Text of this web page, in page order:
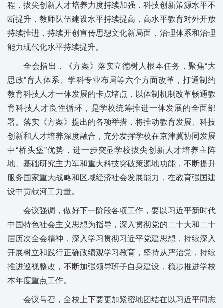
程，拔尖创新人才培养力度持续加强，科技创新策源水平不
断提升，教师队伍建设水平持续提高，高水平教育对外开放
持续推进，持续开创宣传思想文化新局面，治理体系和治理
能力现代化水平持续提升。
全会指出，《方案》落实立德树人根本任务，聚焦“大
思政”育人体系、学科专业布局等六个方面改革，打通制约
教育科技人才一体发展的卡点堵点，以体制机制改革畅通教
育科技人才良性循环，是学校统筹推进一体发展的全面部
署。落实《方案》提出的各项举措，将推动教育发展、科技
创新和人才培养深度融合，充分发挥学校在京津冀协同发展
中“桥头堡”优势，进一步突显学校拔尖创新人才培养主阵
地、基础研究主力军和重大科技突破策源地功能，不断提升
服务国家重大战略和区域经济社会发展能力，在教育强国建
设中贡献河工力量。
会议强调，做好下一阶段各项工作，要以习近平新时代
中国特色社会主义思想为指导，深入贯彻党的二十大和二十
届历次全会精神，深入学习贯彻习近平党建思想，持续深入
开展树立和践行正确政绩观学习教育，坚持从严治党，持续
推进巡视整改，不断加强领导班子自身建设，稳步推进学校
本年度重点工作。
会议号召，全校上下要更加紧密地团结在以习近平同志